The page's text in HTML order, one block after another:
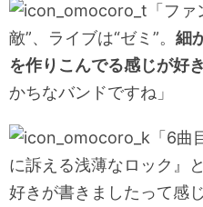
「フ
敵”、ライブは“ゼミ”。 細
を作りこんでる感じが好き
かちなバンドですね」
「6
に訴える浅薄なロック』
好きが書きましたって感じ